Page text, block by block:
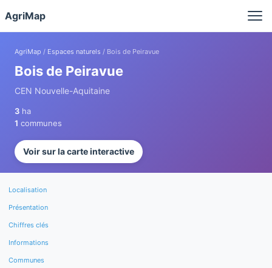
AgriMap
AgriMap / Espaces naturels / Bois de Peiravue
Bois de Peiravue
CEN Nouvelle-Aquitaine
3 ha
1 communes
Voir sur la carte interactive
Localisation
Présentation
Chiffres clés
Informations
Communes